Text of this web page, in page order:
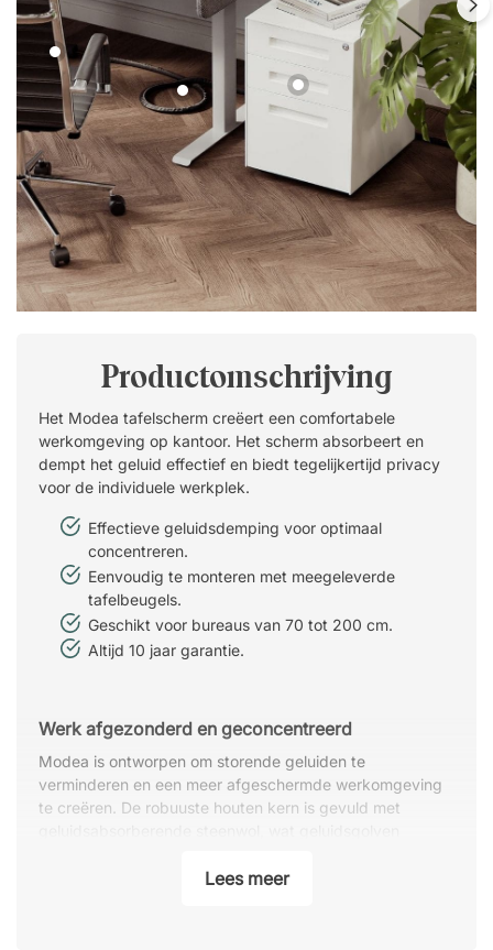
Productomschrijving
Het Modea tafelscherm creëert een comfortabele
werkomgeving op kantoor. Het scherm absorbeert en
dempt het geluid effectief en biedt tegelijkertijd privacy
voor de individuele werkplek.
Effectieve geluidsdemping voor optimaal
concentreren.
Eenvoudig te monteren met meegeleverde
tafelbeugels.
Geschikt voor bureaus van 70 tot 200 cm.
Altijd 10 jaar garantie.
Werk afgezonderd en geconcentreerd
Modea is ontworpen om storende geluiden te
verminderen en een meer afgeschermde werkomgeving
te creëren. De robuuste houten kern is gevuld met
Perfect voor open kantoorruimtes of werkplekken waar
Lees meer